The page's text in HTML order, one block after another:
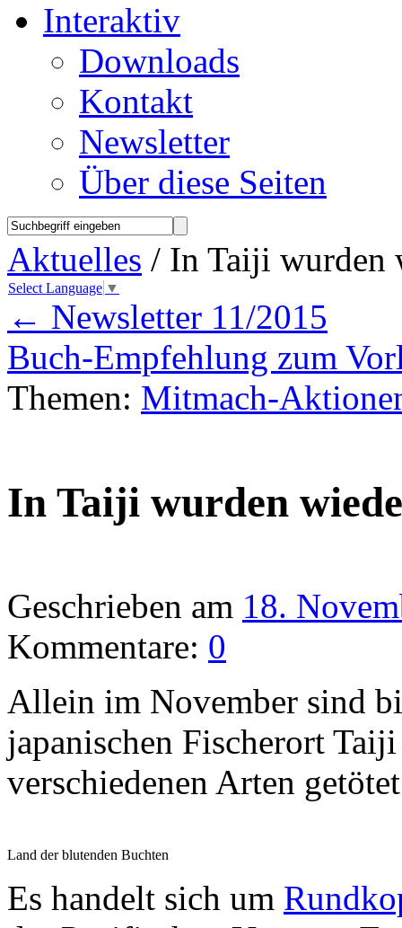
Interaktiv
Downloads
Kontakt
Newsletter
Über diese Seiten
Aktuelles / In Taiji wurden
Select Language ▼
← Newsletter 11/2015
Buch-Empfehlung zum
Themen: Mitmach-
In Taiji wurden
Geschrieben am 18.
Kommentare: 0
Allein im November sind
japanischen Fischerort
verschiedenen Arten
Land der blutenden Buchten
Es handelt sich um